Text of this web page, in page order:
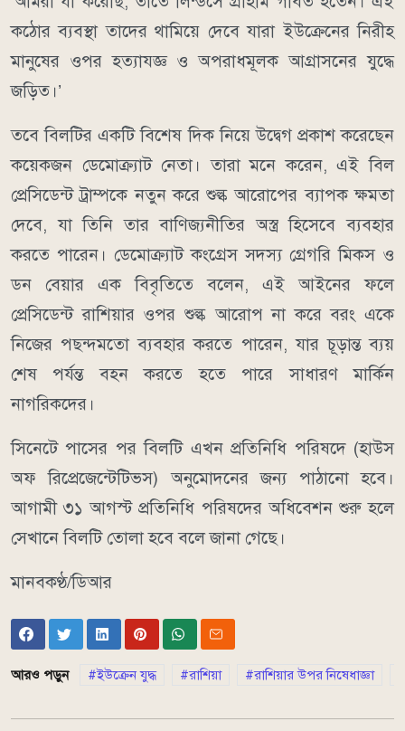
কঠোর ব্যবস্থা তাদের থামিয়ে দেবে যারা ইউক্রেনের নিরীহ
মানুষের ওপর হত্যাযজ্ঞ ও অপরাধমূলক আগ্রাসনের যুদ্ধে
জড়িত।’
তবে বিলটির একটি বিশেষ দিক নিয়ে উদ্বেগ প্রকাশ করেছেন
কয়েকজন ডেমোক্র্যাট নেতা। তারা মনে করেন, এই বিল
প্রেসিডেন্ট ট্রাম্পকে নতুন করে শুল্ক আরোপের ব্যাপক ক্ষমতা
দেবে, যা তিনি তার বাণিজ্যনীতির অস্ত্র হিসেবে ব্যবহার
করতে পারেন। ডেমোক্র্যাট কংগ্রেস সদস্য গ্রেগরি মিকস ও
ডন বেয়ার এক বিবৃতিতে বলেন, এই আইনের ফলে
প্রেসিডেন্ট রাশিয়ার ওপর শুল্ক আরোপ না করে বরং একে
নিজের পছন্দমতো ব্যবহার করতে পারেন, যার চূড়ান্ত ব্যয়
শেষ পর্যন্ত বহন করতে হতে পারে সাধারণ মার্কিন
নাগরিকদের।
সিনেটে পাসের পর বিলটি এখন প্রতিনিধি পরিষদে (হাউস
অফ রিপ্রেজেন্টেটিভস) অনুমোদনের জন্য পাঠানো হবে।
আগামী ৩১ আগস্ট প্রতিনিধি পরিষদের অধিবেশন শুরু হলে
সেখানে বিলটি তোলা হবে বলে জানা গেছে।
মানবকণ্ঠ/ডিআর
আরও পড়ুন ইউক্রেন যুদ্ধ রাশিয়া রাশিয়ার উপর নিষেধাজ্ঞা